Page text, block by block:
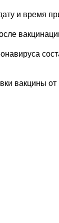
и время
вакцины